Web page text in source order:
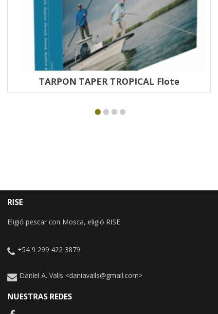
TARPON TAPER TROPICAL Flote
RISE
Eligió pescar con Mosca, eligió RISE.
+54 9 299 422 3879
Daniel A. Valls <daniavalls@gmail.com>
NUESTRAS REDES